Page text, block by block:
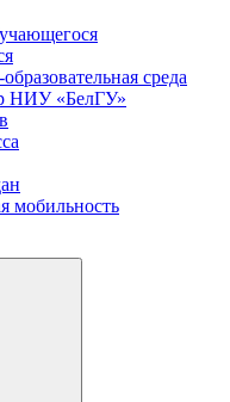
среда
НИУ «БелГУ»
мобильность